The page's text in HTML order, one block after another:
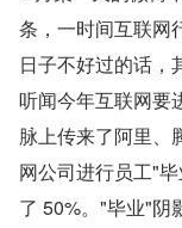
条，一时间互联网
日子不好过的话，
听闻今年互联网要
脉上传来了阿里、
网公司进行员工"
了 50%。"毕业"阴